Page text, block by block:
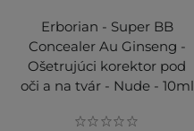
Erborian - Super BB
Concealer Au Ginseng -
Ošetrujúci korektor pod
oči a na tvár - Nude - 10ml